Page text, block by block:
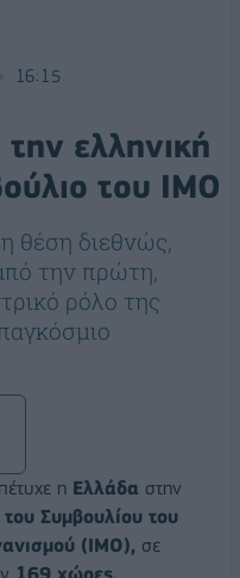
16:15
ελληνική
του IMO
θέση διεθνώς,
την πρώτη,
ρόλο της
πέτυχε η Ελλάδα στην
Συμβουλίου του
(ΙΜΟ), σε